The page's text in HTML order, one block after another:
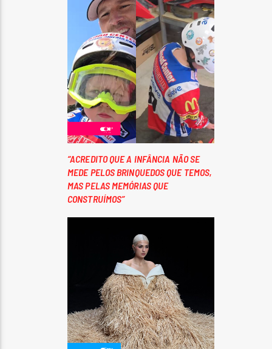
“ACREDITO QUE A INFÂNCIA NÃO SE
MEDE PELOS BRINQUEDOS QUE TEMOS,
MAS PELAS MEMÓRIAS QUE
CONSTRUÍMOS”